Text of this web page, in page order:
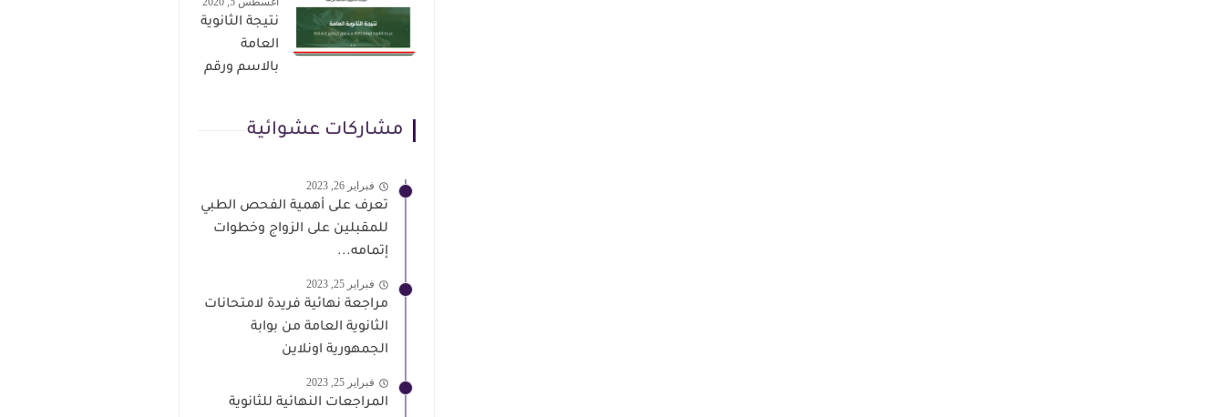
نتيجة الثانوية
العامة
بالاسم ورقم
مشاركات عشوائية
فبراير 26, 2023
تعرف على أهمية الفحص الطبي
للمقبلين على الزواج وخطوات
إتمامه...
فبراير 25, 2023
مراجعة نهائية فريدة لامتحانات
الثانوية العامة من بوابة
الجمهورية اونلاين
فبراير 25, 2023
المراجعات النهائية للثانوية